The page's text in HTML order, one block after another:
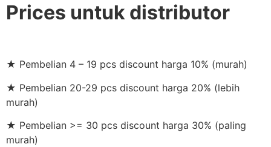
Prices untuk distributor
★ Pembelian 4 – 19 pcs discount harga 10% (murah)
★ Pembelian 20-29 pcs discount harga 20% (lebih
murah)
★ Pembelian >= 30 pcs discount harga 30% (paling
murah)